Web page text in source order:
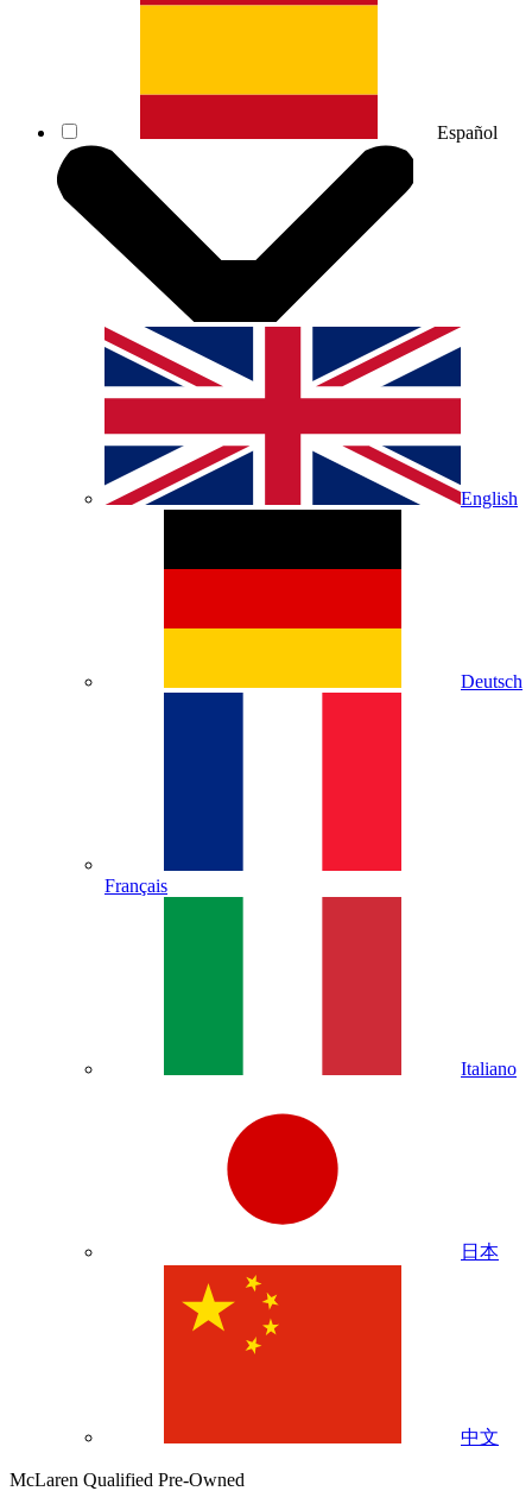
Español
English
Deutsch
Français
Italiano
日本
中文
McLaren Qualified Pre-Owned